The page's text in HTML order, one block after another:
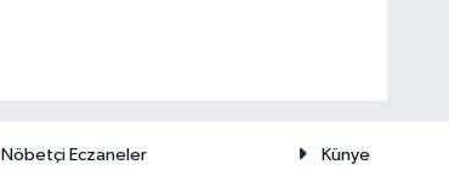
Nöbetçi Eczaneler
Künye